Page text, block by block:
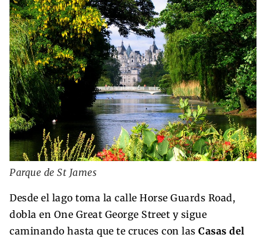
Parque de St James
Desde el lago toma la calle Horse Guards Road,
dobla en One Great George Street y sigue
caminando hasta que te cruces con las Casas del